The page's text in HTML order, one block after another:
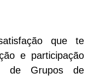
que te
e participação
de Grupos de